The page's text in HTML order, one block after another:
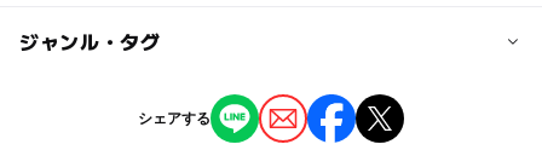
駐車場あり ◯
ー 託児所
ジャンル・タグ
シェアする